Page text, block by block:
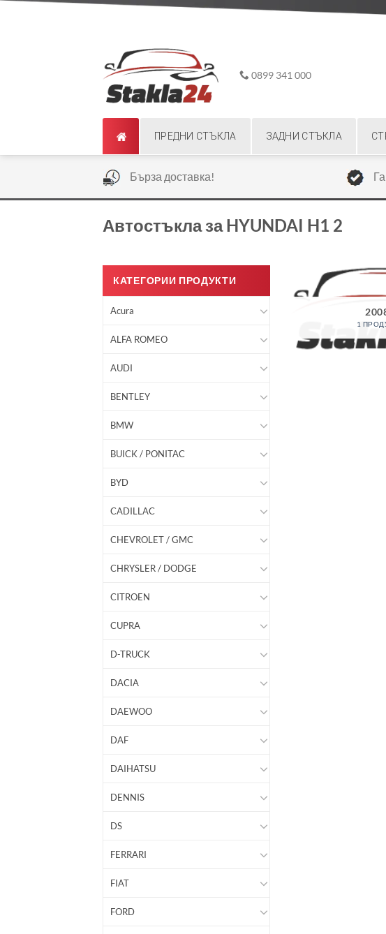
0899 341 000
ПРЕДНИ СТЪКЛА ЗАДНИ СТЪКЛА
Бърза доставка!
Автостъкла за HYUNDAI H1 2
КАТЕГОРИИ ПРОДУКТИ
Acura
ALFA ROMEO
AUDI
BENTLEY
BMW
BUICK / PONITAC
BYD
CADILLAC
CHEVROLET / GMC
CHRYSLER / DODGE
CITROEN
CUPRA
D-TRUCK
DACIA
DAEWOO
DAF
DAIHATSU
DENNIS
DS
FERRARI
FIAT
FORD
1